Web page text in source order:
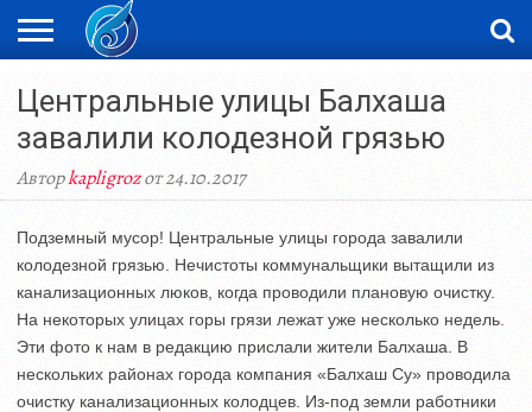
НОВОСТИ
ВИДЕО
ФОТОРЕПОРТАЖИ
ОРКЕН
LIVETV
Центральные улицы Балхаша
завалили колодезной грязью
Авторkapligrozот 24.10.2017
Подземный мусор! Центральные улицы города завалили
колодезной грязью. Нечистоты коммунальщики вытащили из
канализационных люков, когда проводили плановую очистку.
На некоторых улицах горы грязи лежат уже несколько недель.
Эти фото к нам в редакцию прислали жители Балхаша. В
нескольких районах города компания «Балхаш Су» проводила
очистку канализационных колодцев. Из-под земли работники